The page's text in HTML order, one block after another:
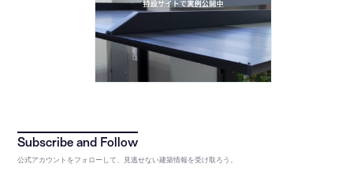
公式アカウントをフォローして、見逃せない建築情報を受け取ろう。